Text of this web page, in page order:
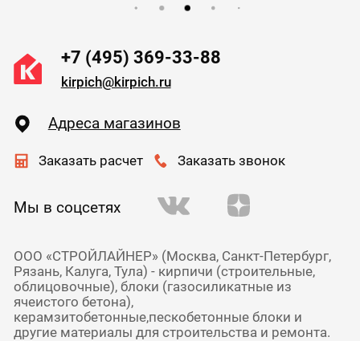
+7 (495) 369-33-88
kirpich@kirpich.ru
Адреса магазинов
Заказать расчет Заказать звонок
Мы в соцсетях
ООО «СТРОЙЛАЙНЕР» (Москва, Санкт-Петербург,
Рязань, Калуга, Тула) - кирпичи (строительные,
облицовочные), блоки (газосиликатные из
ячеистого бетона),
керамзитобетонные,пескобетонные блоки и
другие материалы для строительства и ремонта.